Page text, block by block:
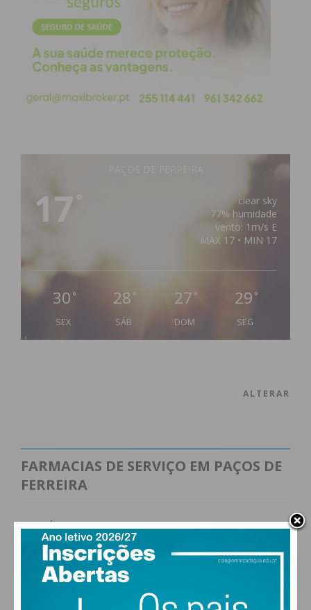
17
clear sky
77% humidade
vento: 1m/s E
MAX 17 • MIN 17
30 °
SEX
28 °
SÁB
27 °
DOM
29 °
SEG
ALTERAR
FARMACIAS DE SERVIÇO EM PAÇOS DE
FERREIRA